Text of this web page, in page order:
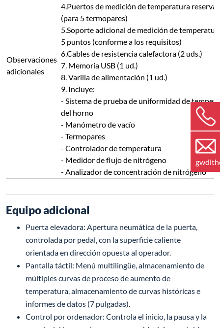
Observaciones
adicionales
4.Puertos de medición de temperatura
(para 5 termopares)
5.Soporte adicional de medición de
5 puntos (conforme a los requisitos)
6.Cables de resistencia calefactora (2 uds.)
7. Memoria USB (1 ud.)
8. Varilla de alimentación (1 ud.)
9. Incluye:
- Sistema de prueba de uniformidad de
del horno
- Manómetro de vacío
- Termopares
- Controlador de temperatura
- Medidor de flujo de nitrógeno
- Analizador de concentración de nitrógeno
Equipo adicional
Puerta elevadora: Apertura neumática de la puerta,
controlada por pedal, con la superficie caliente
orientada en dirección opuesta al operador.
Pantalla táctil: Menú multilingüe, almacenamiento de
múltiples curvas de proceso de aumento de
temperatura, almacenamiento de curvas históricas e
informes de datos (7 pulgadas).
Control por ordenador: Controla el inicio, la pausa y la